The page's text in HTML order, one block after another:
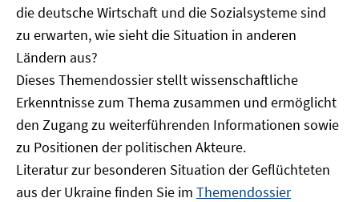
die deutsche Wirtschaft und die Sozialsysteme sind
zu erwarten, wie sieht die Situation in anderen
Ländern aus?
Dieses Themendossier stellt wissenschaftliche
Erkenntnisse zum Thema zusammen und ermöglicht
den Zugang zu weiterführenden Informationen sowie
zu Positionen der politischen Akteure.
Literatur zur besonderen Situation der Geflüchteten
aus der Ukraine finden Sie im Themendossier